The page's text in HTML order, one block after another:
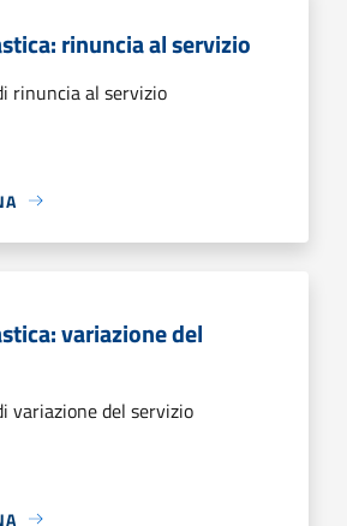
rinuncia al servizio
rinuncia al servizio
variazione del
variazione del servizio